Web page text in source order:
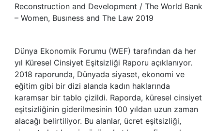
Reconstruction and Development / The World Bank
– Women, Busıness and The Law 2019
Dünya Ekonomik Forumu (WEF) tarafından da her
yıl Küresel Cinsiyet Eşitsizliği Raporu açıklanıyor.
2018 raporunda, Dünyada siyaset, ekonomi ve
eğitim gibi bir dizi alanda kadın haklarında
karamsar bir tablo çizildi. Raporda, küresel cinsiyet
eşitsizliğinin giderilmesinin 100 yıldan uzun zaman
alacağı belirtiliyor. Bu alanlar, ücret eşitsizliği,